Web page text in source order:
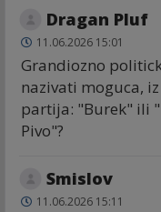
Dragan Pluf
11.06.2026 15:01
Grandiozno
nazivati moguca,
partija: "Burek" ili
Pivo"?
Smislov
11.06.2026 15:11